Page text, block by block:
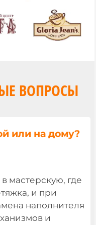
ВОПРОСЫ
или на дому?
мастерскую, где
и при
наполнителя
и